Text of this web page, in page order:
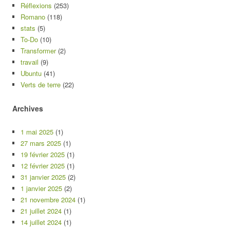
Réflexions (253)
Romano (118)
stats (5)
To-Do (10)
Transformer(2)
travail (9)
Ubuntu (41)
Verts de terre (22)
Archives
1 mai 2025 (1)
27 mars 2025 (1)
19 février 2025 (1)
12 février 2025 (1)
31 janvier 2025 (2)
1 janvier 2025 (2)
21 novembre 2024 (1)
21 juillet 2024 (1)
14 juillet 2024 (1)